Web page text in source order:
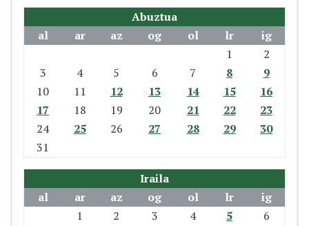
Abuztua
al
ar az og ol lr
ig
1
2
3
4 5 6 7 8
9
10
11 12 13 14 15
16
17
18 19 20 21 22
23
24
25 26 27 28 29
30
31
Iraila
al
ar az og ol lr
ig
1
2 3 4 5
6